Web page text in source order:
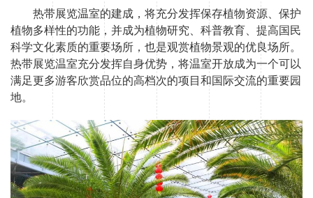
热带展览温室的建成，将充分发挥保存植物资源、保护
植物多样性的功能，并成为植物研究、科普教育、提高国民
科学文化素质的重要场所，也是观赏植物景观的优良场所。
热带展览温室充分发挥自身优势，将温室开放成为一个可以
满足更多游客欣赏品位的高档次的项目和国际交流的重要园
地。